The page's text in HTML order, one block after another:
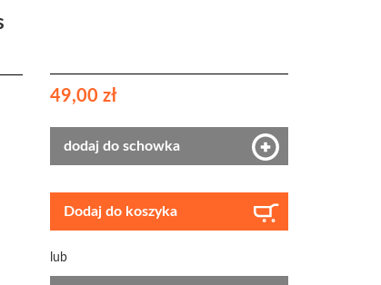
49,00 zł
dodaj do schowka
Dodaj do koszyka
lub